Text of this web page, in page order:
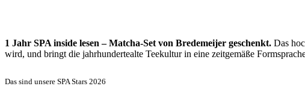
1 Jahr SPA inside lesen – Matcha-Set von Bredemeijer geschenkt. Das
wird, und bringt die jahrhundertealte Teekultur in eine zeitgemäße
Das sind unsere SPA Stars 2026